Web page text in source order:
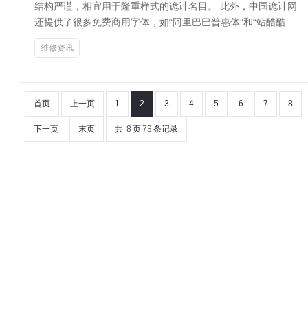
结构严谨，相宜用于隆重样式的诡计名目。 此外，中国诡计网
还提供了很多免费商用字体，如“阿里巴巴普惠体”和“站酷酷
维修资讯
首页 上一页 1 2 3 4 5 6 7 8
下一页 末页 共 8 页73 条记录